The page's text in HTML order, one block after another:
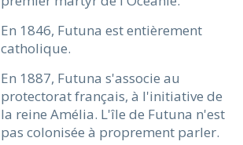
En 1846, Futuna est entièrement
catholique.
En 1887, Futuna s'associe au
protectorat français, à l'initiative de
la reine Amélia. L'île de Futuna n'est
pas colonisée à proprement parler.